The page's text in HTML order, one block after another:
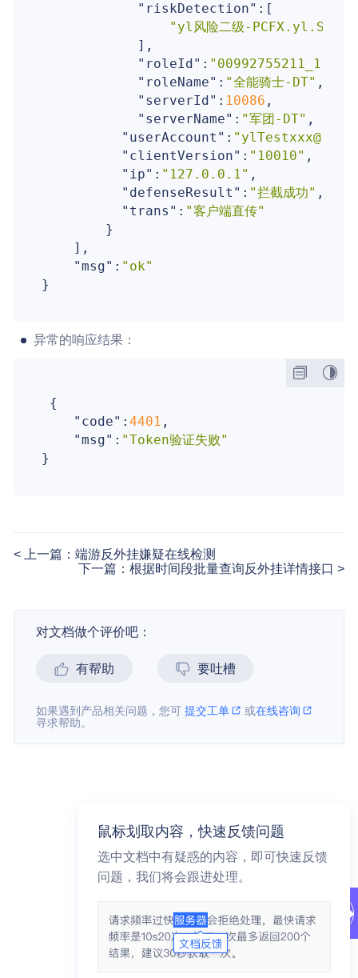
"riskDetection" :[
"yl风险二级-PCFX.yl.S2"
            ],
"roleId" : "00992755211_11"
"roleName" : "全能骑士-DT" ,
"serverId" : 10086 ,
"serverName" : "军团-DT" ,
"userAccount" :
"clientVersion" : "10010" ,
"ip" : "127.0.0.1" ,
"defenseResult" : "拦截成功" ,
"trans" : "客户端直传"
        }
    ],
"msg" : "ok"
异常的响应结果：
{
"code" :4401 ,
"msg" : "Token验证失败"
上一篇：端游反外挂嫌疑在线检测
下一篇：根据时间段批量查询反外挂详情接口
对文档做个评价吧：
有帮助 要吐槽
如果遇到产品相关问题，您可提交工单 或在线咨询
寻求帮助。
鼠标划取内容，快速反馈问题
选中文档中有疑惑的内容，即可快速反馈
问题，我们将会跟进处理。